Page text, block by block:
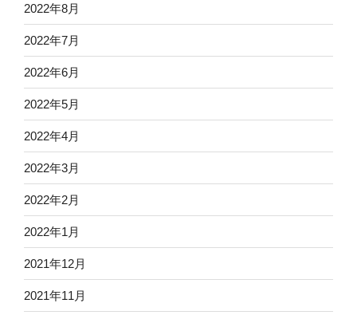
2022年8月
2022年7月
2022年6月
2022年5月
2022年4月
2022年3月
2022年2月
2022年1月
2021年12月
2021年11月